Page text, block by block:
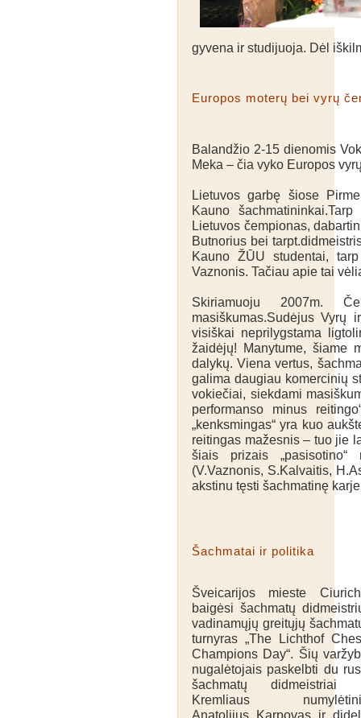
gyvena ir studijuoja. Dėl
Europos moterų bei vyrų
Balandžio 2-15 dienomis
Meka – čia vyko Europos
Lietuvos garbę šiose
Kauno
Lietuvos čempionas,
Butnorius bei
Kauno ŽŪU studentai,
Vaznonis. Tačiau apie tai
Skiriamuoju 2007m.
masiškumas.Sudėjus Vyrų
visiškai neprilygstama
žaidėjų! Manytume, šiame
dalykų. Viena vertus,
galima daugiau komercinių
vokiečiai, siekdami
performanso minus
„kenksmingas“ yra kuo
reitingas mažesnis – tuo jie
šiais prizais
(V.Vaznonis, S.Kalvaitis,
akstinu tęsti šachmatinę
Šachmatai ir politika
Šveicarijos mieste
baigėsi šachmatų
vadinamųjų greitųjų
turnyras „The Lichthof
Champions Day“. Šių
nugalėtojais paskelbti du
šachmatų didmeistriai
Kremliaus
Anatolijus Karpovas ir